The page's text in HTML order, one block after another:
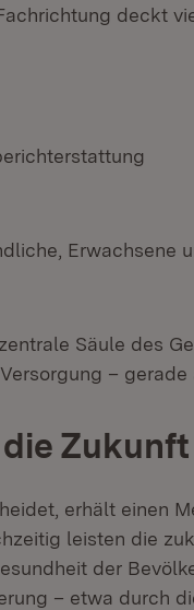
deckt
Erwachsene
Säule des
– gerade
Zukunft
in neuem Fenster)
erhält einen
leisten die
der
– etwa durch